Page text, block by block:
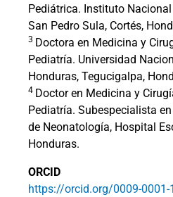
Pediátrica. Instituto
San Pedro Sula, Cortés,
3 Doctora en Medicina y
Pediatría. Universidad
Honduras, Tegucigalpa,
4 Doctor en Medicina y
Pediatría. Subespecialista
de Neonatología, Hospital
Honduras.
ORCID
https://orcid.org/0009-0001-